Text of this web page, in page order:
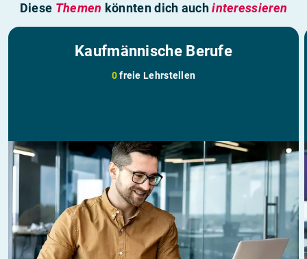
Diese Themen könnten dich auchinteressieren
Kaufmännische Berufe
0freie Lehrstellen